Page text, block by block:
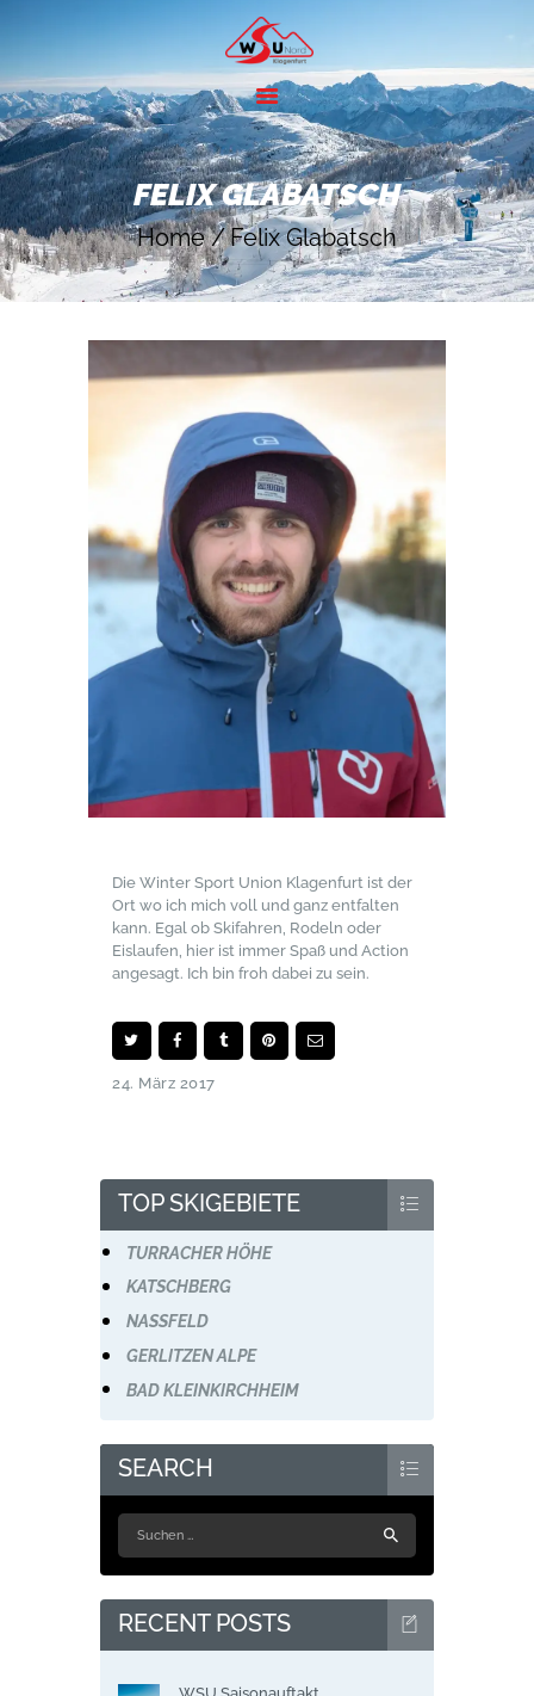
FELIX GLABATSCH
Home Felix Glabatsch
HOME
ANGEBOTE
SKIGEBIETE
ÜBER UNS
KONTAKT
Die Winter Sport Union Klagenfurt ist der
Ort wo ich mich voll und ganz entfalten
kann. Egal ob Skifahren, Rodeln oder
Eislaufen, hier ist immer Spaß und Action
angesagt. Ich bin froh dabei zu sein.
24. März 2017
TOP SKIGEBIETE
TURRACHER HÖHE
KATSCHBERG
NASSFELD
GERLITZEN ALPE
BAD KLEINKIRCHHEIM
SEARCH
RECENT POSTS